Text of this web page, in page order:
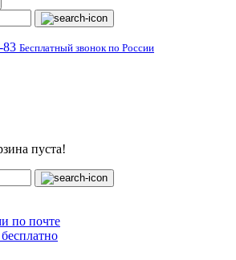
83 Бесплатный звонок по России
пуста!
по почте